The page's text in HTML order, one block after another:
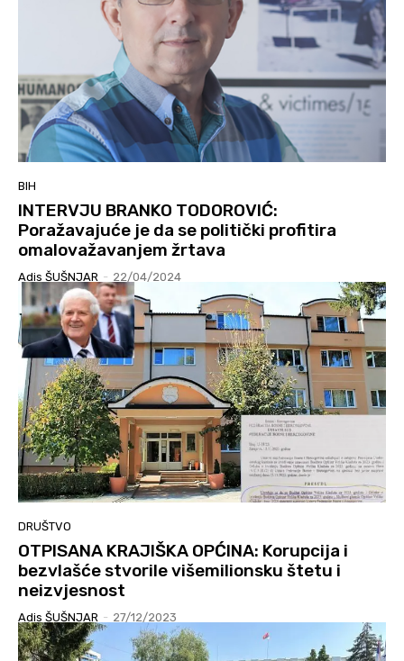
BIH
INTERVJU BRANKO TODOROVIĆ:
Poražavajuće je da se politički profitira
omalovažavanjem žrtava
Adis ŠUŠNJAR - 22/04/2024
DRUŠTVO
OTPISANA KRAJIŠKA OPĆINA: Korupcija i
bezvlašće stvorile višemilionsku štetu i
neizvjesnost
Adis ŠUŠNJAR - 27/12/2023